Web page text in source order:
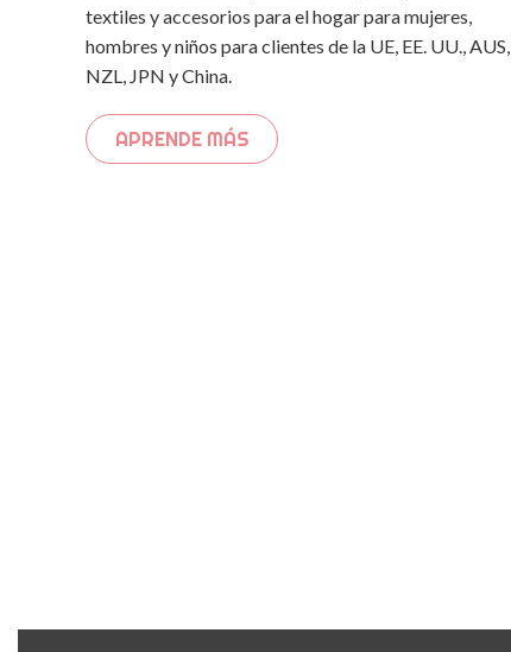
textiles y accesorios para el hogar para mujeres,
hombres y niños para clientes de la UE, EE. UU., AUS,
NZL, JPN y China.
APRENDE MÁS